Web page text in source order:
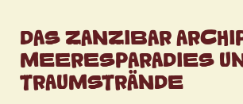
DAS ZANZIBAR
MEERESPARADIES
TRAUMSTRÄNDE